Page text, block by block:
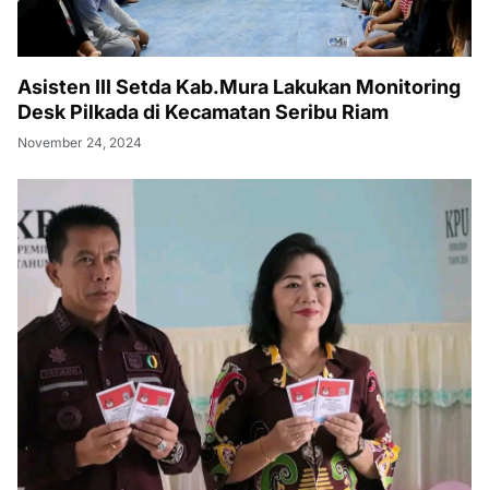
Asisten III Setda Kab.Mura Lakukan Monitoring
Desk Pilkada di Kecamatan Seribu Riam
November 24, 2024